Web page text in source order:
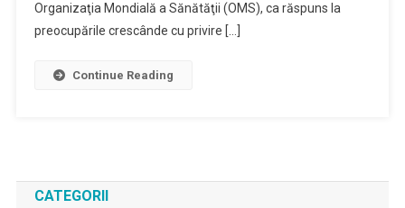
Organizaţia Mondială a Sănătăţii (OMS), ca răspuns la
preocupările crescânde cu privire […]
Continue Reading
CATEGORII